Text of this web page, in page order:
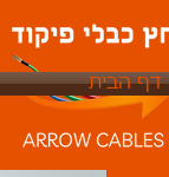
דף הבית